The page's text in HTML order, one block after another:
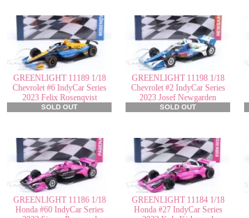
GREENLIGHT 11189 1/18
Chevrolet #6 IndyCar Series
2023 Felix Rosenqvist
SOLD OUT
GREENLIGHT 11198 1/18
Chevrolet #2 IndyCar Series
2023 Josef Newgarden
SOLD OUT
GREENLIGHT 11186 1/18
Honda #60 IndyCar Series
GREENLIGHT 11184 1/18
Honda #27 IndyCar Series